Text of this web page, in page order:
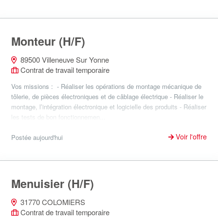
Monteur (H/F)
89500 Villeneuve Sur Yonne
Contrat de travail temporaire
Vos missions : - Réaliser les opérations de montage mécanique de
tôlerie, de pièces électroniques et de câblage électrique - Réaliser le
montage, l’intégration électronique et logicielle des produits - Réaliser
les tests de bon fonctionnemen...
Postée aujourd'hui Voir l'offre
Menuisier (H/F)
31770 COLOMIERS
Contrat de travail temporaire